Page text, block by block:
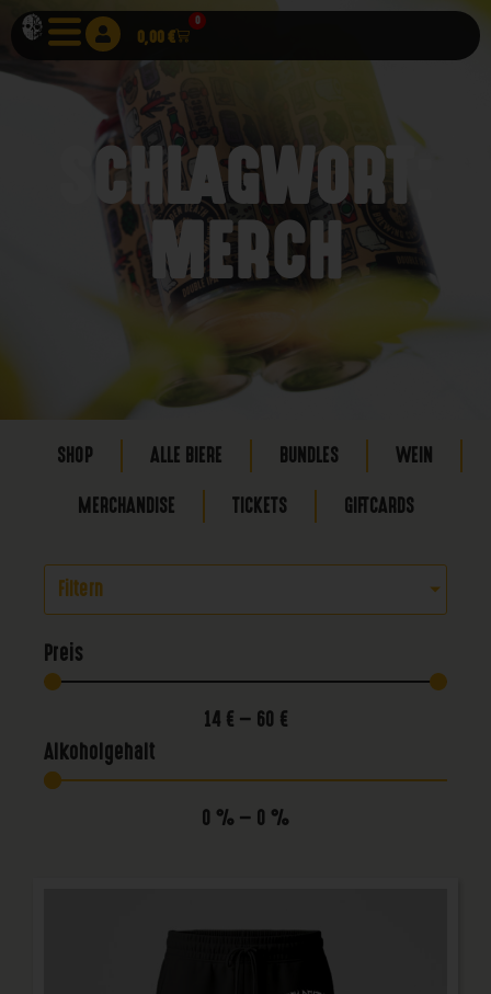
0,00€
0
SCHLAGWORT:
MERCH
SHOP ALLE BIERE BUNDLES WEIN
MERCHANDISE TICKETS GIFTCARDS
Filtern
Preis
14 € — 60 €
Alkoholgehalt
0 % — 0 %